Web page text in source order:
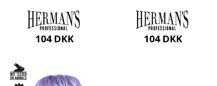
104 DKK 104 DKK